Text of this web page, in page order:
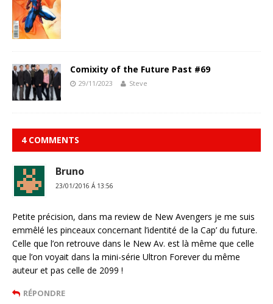
Comixity of the Future Past #69
29/11/2023 Steve
4 COMMENTS
Bruno
23/01/2016 Á 13:56
Petite précision, dans ma review de New Avengers je me suis
emmêlé les pinceaux concernant l’identité de la Cap’ du future.
Celle que l’on retrouve dans le New Av. est là même que celle
que l’on voyait dans la mini-série Ultron Forever du même
auteur et pas celle de 2099 !
RÉPONDRE